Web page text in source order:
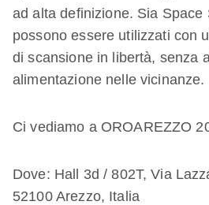
ad alta definizione. Sia Space
possono essere utilizzati con
di scansione in libertà, senza
alimentazione nelle vicinanze.
Ci vediamo a OROAREZZO
Dove: Hall 3d / 802T, Via
52100 Arezzo, Italia